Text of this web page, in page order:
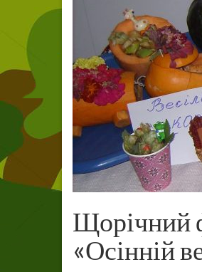
Щорічний
«Осінній